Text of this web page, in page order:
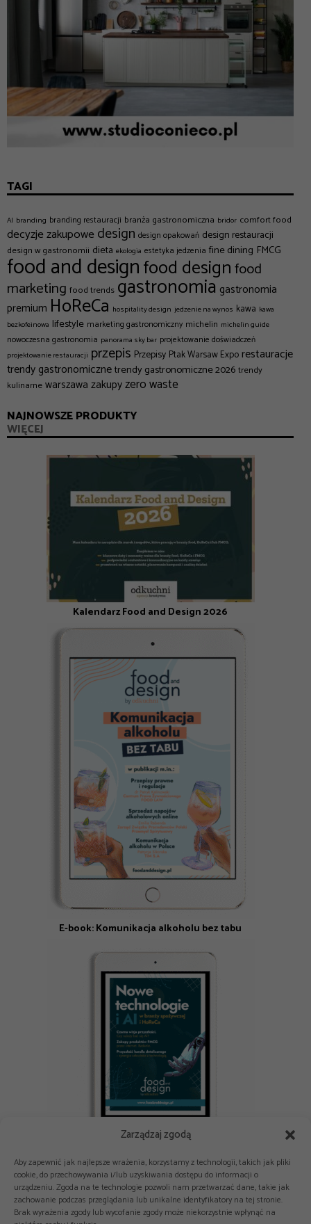
Zarządzaj zgodą
Aby zapewnić jak najlepsze wrażenia, korzystamy z technologii, takich jak pliki
cookie, do przechowywania i/lub uzyskiwania dostępu do informacji o
urządzeniu. Zgoda na te technologie pozwoli nam przetwarzać dane, takie jak
zachowanie podczas przeglądania lub unikalne identyfikatory na tej stronie.
Brak wyrażenia zgody lub wycofanie zgody może niekorzystnie wpłynąć na
TAGI
AI branding branding restauracji branża gastronomiczna bridor comfort food
decyzje zakupowe design design opakowań design restauracji
design w gastronomii dieta ekologia estetyka jedzenia fine dining FMCG
food and designfood designfood
marketing food trends gastronomia gastronomia
premium HoReCa hospitality design jedzenie na wynos kawa kawa
bezkofeinowa lifestyle marketing gastronomiczny michelin michelin guide
nowoczesna gastronomia panorama sky bar projektowanie doświadczeń
projektowanie restauracji przepis Przepisy Ptak Warsaw Exporestauracje
trendy gastronomicznetrendy gastronomiczne 2026trendy
kulinarnewarszawa zakupyzero waste
NAJNOWSZE PRODUKTY
WIĘCEJ
Kalendarz Food and Design 2026
E-book: Komunikacja alkoholu bez tabu
E-book: Nowe technologie i AI w branży spożywczej i HoReCa